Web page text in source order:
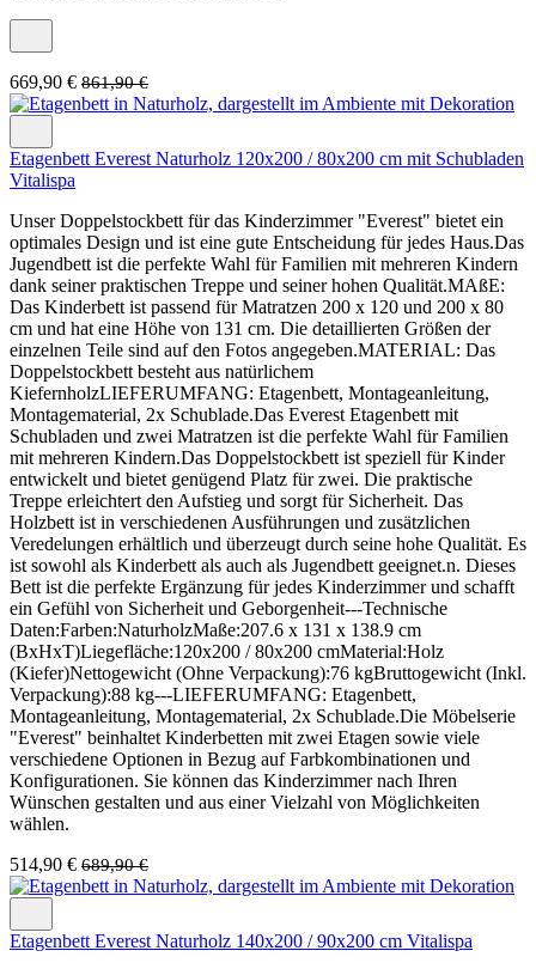
669,90 € 861,90 €
Etagenbett Everest Naturholz 120x200 / 80x200 cm mit Schubladen
Vitalispa
Unser Doppelstockbett für das Kinderzimmer "Everest" bietet ein
optimales Design und ist eine gute Entscheidung für jedes Haus.Das
Jugendbett ist die perfekte Wahl für Familien mit mehreren Kindern
dank seiner praktischen Treppe und seiner hohen Qualität.MAßE:
Das Kinderbett ist passend für Matratzen 200 x 120 und 200 x 80
cm und hat eine Höhe von 131 cm. Die detaillierten Größen der
einzelnen Teile sind auf den Fotos angegeben.MATERIAL: Das
Doppelstockbett besteht aus natürlichem
KiefernholzLIEFERUMFANG: Etagenbett, Montageanleitung,
Montagematerial, 2x Schublade.Das Everest Etagenbett mit
Schubladen und zwei Matratzen ist die perfekte Wahl für Familien
mit mehreren Kindern.Das Doppelstockbett ist speziell für Kinder
entwickelt und bietet genügend Platz für zwei. Die praktische
Treppe erleichtert den Aufstieg und sorgt für Sicherheit. Das
Holzbett ist in verschiedenen Ausführungen und zusätzlichen
Veredelungen erhältlich und überzeugt durch seine hohe Qualität. Es
ist sowohl als Kinderbett als auch als Jugendbett geeignet.n. Dieses
Bett ist die perfekte Ergänzung für jedes Kinderzimmer und schafft
ein Gefühl von Sicherheit und Geborgenheit---Technische
Daten:Farben:NaturholzMaße:207.6 x 131 x 138.9 cm
(BxHxT)Liegefläche:120x200 / 80x200 cmMaterial:Holz
(Kiefer)Nettogewicht (Ohne Verpackung):76 kgBruttogewicht (Inkl.
Verpackung):88 kg---LIEFERUMFANG: Etagenbett,
Montageanleitung, Montagematerial, 2x Schublade.Die Möbelserie
"Everest" beinhaltet Kinderbetten mit zwei Etagen sowie viele
verschiedene Optionen in Bezug auf Farbkombinationen und
Konfigurationen. Sie können das Kinderzimmer nach Ihren
Wünschen gestalten und aus einer Vielzahl von Möglichkeiten
wählen.
514,90 € 689,90 €
Etagenbett Everest Naturholz 140x200 / 90x200 cm Vitalispa